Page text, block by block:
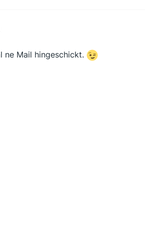
ne Mail hingeschickt.